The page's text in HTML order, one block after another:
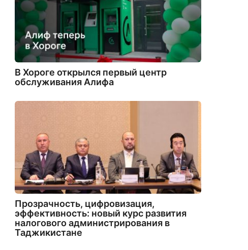
В Хороге открылся первый центр
обслуживания Алифа
Прозрачность, цифровизация,
эффективность: новый курс развития
налогового администрирования в
Таджикистане